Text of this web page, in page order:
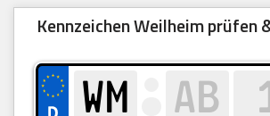
Kennzeichen Weilheim prüfen